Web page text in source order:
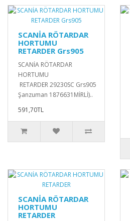
SCANİA RÖTARDAR
HORTUMU
RETARDER Grs905
SCANİA RÖTARDAR
HORTUMU
RETARDER 29230SC Grs905
Şanzuman 1876631MİRLİ)..
591,70TL
SCANİA RÖTARDAR
HORTUMU
RETARDER